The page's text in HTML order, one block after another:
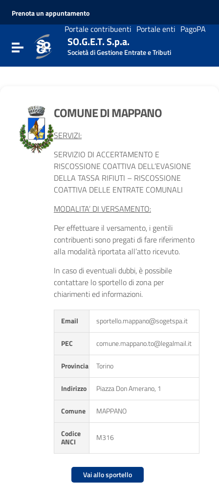
Vai al menu di navigazione
Prenota un appuntamento
Portale contribuenti Portale enti PagoPA
Attiva / disattiva la navigazione
SO.G.E.T. S.p.a.
Società di Gestione Entrate e Tributi
COMUNE DI MAPPANO
SERVIZI:
SERVIZIO DI ACCERTAMENTO E
RISCOSSIONE COATTIVA DELL’EVASIONE
DELLA TASSA RIFIUTI – RISCOSSIONE
COATTIVA DELLE ENTRATE COMUNALI
MODALITA’ DI VERSAMENTO:
Per effettuare il versamento, i gentili
contribuenti sono pregati di fare riferimento
alla modalità riportata all’atto ricevuto.
In caso di eventuali dubbi, è possibile
contattare lo sportello di zona per
chiarimenti ed informazioni.
Email sportello.mappano@sogetspa.it
PEC comune.mappano.to@legalmail.it
Provincia Torino
Indirizzo Piazza Don Amerano, 1
Comune MAPPANO
Codice
ANCI M316
Vai allo sportello